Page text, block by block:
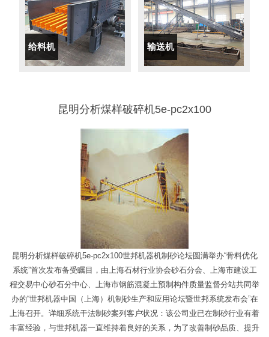
给料机 输送机
昆明分析煤样破碎机5e-pc2x100
昆明分析煤样破碎机5e-pc2x100世邦机器机制砂论坛圆满举办“骨料优化
系统”首次发布备受瞩目，由上海石材行业协会砂石分会、上海市建设工
程交易中心砂石分中心、上海市钢筋混凝土预制构件质量监督分站共同举
办的“世邦机器中国（上海）机制砂生产和应用论坛暨世邦系统发布会”在
上海召开。详细系统干法制砂案列客户状况：该公司业已在制砂行业有着
丰富经验，与世邦机器一直维持着良好的关系，为了改善制砂品质、提升